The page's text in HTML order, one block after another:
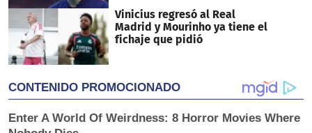
Vinicius regresó al Real
Madrid y Mourinho ya tiene el
fichaje que pidió